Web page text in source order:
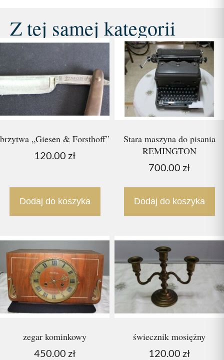
Z tej samej kategorii
brzytwa „Giesen & Forsthoff”
120.00 zł
Dodaj do koszyka
Stara maszyna do pisania
REMINGTON
700.00 zł
Dodaj do koszyka
zegar kominkowy
450.00 zł
świecznik mosiężny
120.00 zł